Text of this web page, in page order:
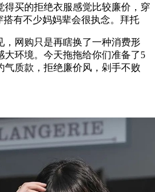
得买的拒绝衣服感觉比较廉价，穿
搭有不少妈妈辈会很执念。拜托
网购只是再瞎换了一种消费形
大环境。今天拖拖给你们准备了5
气质款，拒绝廉价风，剁手不败